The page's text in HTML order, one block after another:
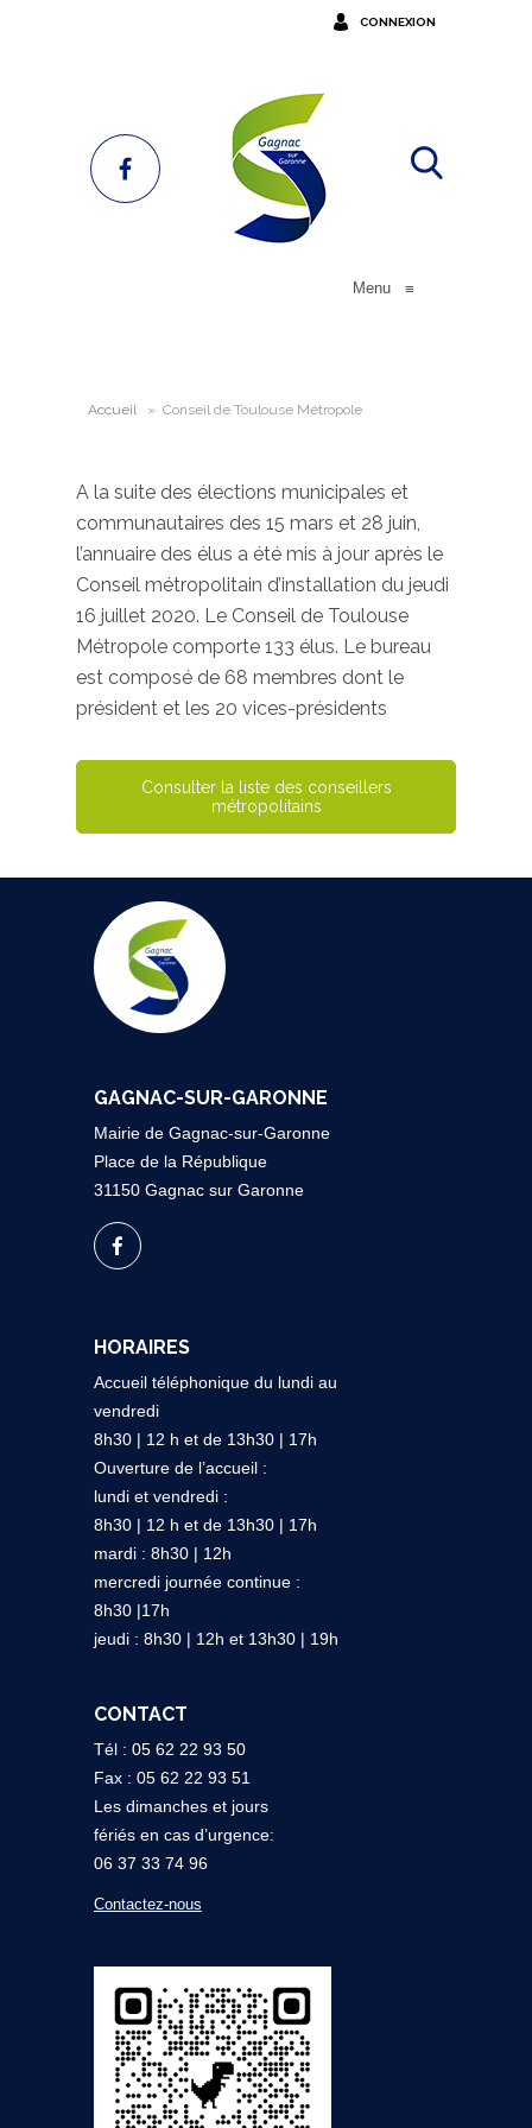
CONNEXION
Menu ≡
Accueil » Conseil de Toulouse Métropole
A la suite des élections municipales et
communautaires des 15 mars et 28 juin,
l’annuaire des élus a été mis à jour après le
Conseil métropolitain d’installation du jeudi
16 juillet 2020. Le Conseil de Toulouse
Métropole comporte 133 élus. Le bureau
est composé de 68 membres dont le
président et les 20 vices-présidents
Consulter la liste des conseillers
métropolitains
GAGNAC-SUR-GARONNE
Mairie de Gagnac-sur-Garonne
Place de la République
31150 Gagnac sur Garonne
HORAIRES
Accueil téléphonique du lundi au
vendredi
8h30 | 12 h et de 13h30 | 17h
Ouverture de l’accueil :
lundi et vendredi :
8h30 | 12 h et de 13h30 | 17h
mardi : 8h30 | 12h
mercredi journée continue :
8h30 |17h
jeudi : 8h30 | 12h et 13h30 | 19h
CONTACT
Tél : 05 62 22 93 50
Fax : 05 62 22 93 51
Les dimanches et jours
fériés en cas d’urgence:
06 37 33 74 96
Contactez-nous